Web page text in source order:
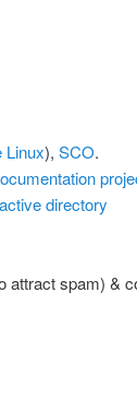
Linux), SCO.
directory
spam) &